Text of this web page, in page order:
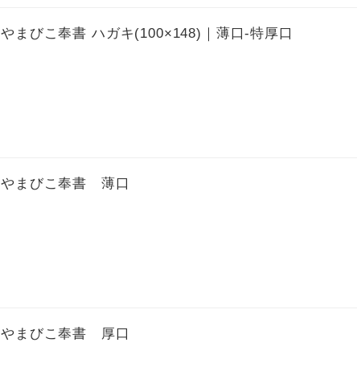
やまびこ奉書 ハガキ(100×148)｜薄口-特厚口
やまびこ奉書 薄口
やまびこ奉書 厚口